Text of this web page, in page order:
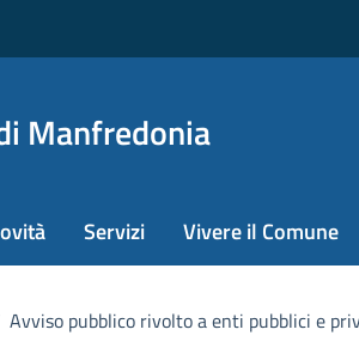
Manfredonia
Servizi Vivere il Comune
Avviso pubblico rivolto a enti pubblici e